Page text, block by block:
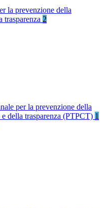
la prevenzione della
trasparenza 2
per la prevenzione della
della trasparenza (PTPCT) 1